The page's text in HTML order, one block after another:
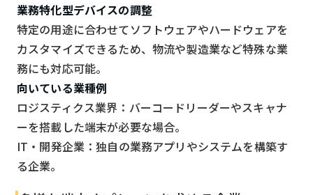
業務特化型デバイスの調整
特定の用途に合わせてソフトウェアやハードウェアを
カスタマイズできるため、物流や製造業など特殊な業
務にも対応可能。
向いている業種例
ロジスティクス業界：バーコードリーダーやスキャナ
ーを搭載した端末が必要な場合。
IT・開発企業：独自の業務アプリやシステムを構築す
る企業。